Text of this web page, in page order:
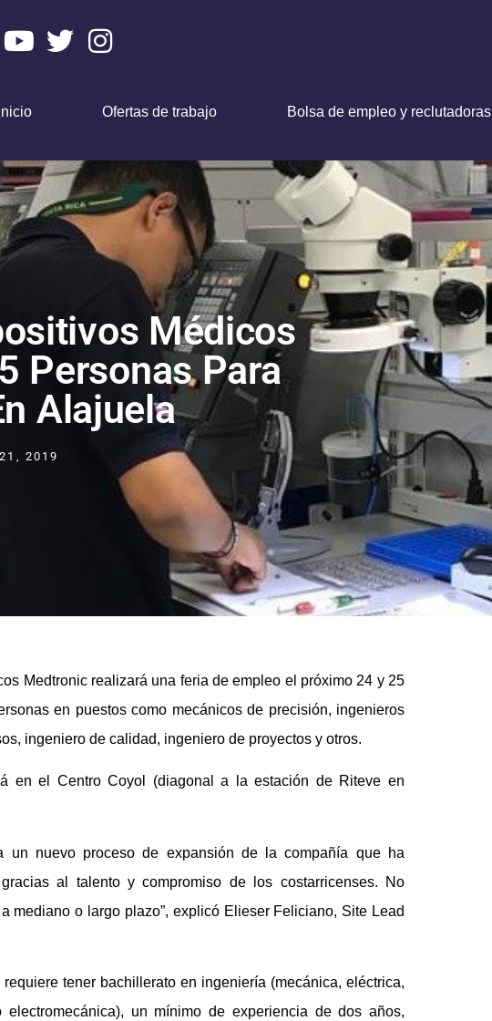
Inicio Ofertas de trabajo Bolsa de empleo y reclutadoras
Médicos
Personas Para
Alajuela
2019
Medtronic realizará una feria de empleo el próximo 24 y 25
en puestos como mecánicos de precisión, ingenieros
ingeniero de calidad, ingeniero de proyectos y otros.
en el Centro Coyol (diagonal a la estación de Riteve en
un nuevo proceso de expansión de la compañía que ha
al talento y compromiso de los costarricenses. No
mediano o largo plazo”, explicó Elieser Feliciano, Site Lead
tener bachillerato en ingeniería (mecánica, eléctrica,
electromecánica), un mínimo de experiencia de dos años,